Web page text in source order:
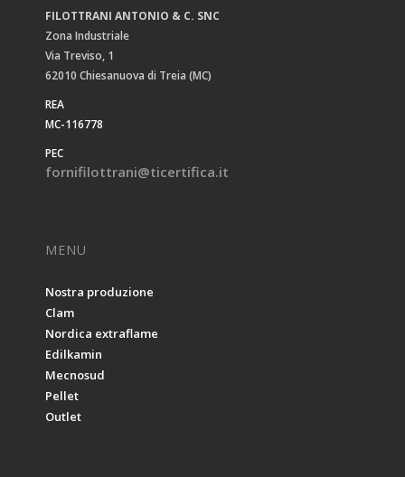
FILOTTRANI ANTONIO & C. SNC
Zona Industriale
Via Treviso, 1
62010 Chiesanuova di Treia (MC)
REA
MC-116778
PEC
fornifilottrani@ticertifica.it
MENU
Nostra produzione
Clam
Nordica extraflame
Edilkamin
Mecnosud
Pellet
Outlet